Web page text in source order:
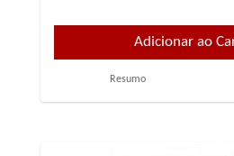
Resumo